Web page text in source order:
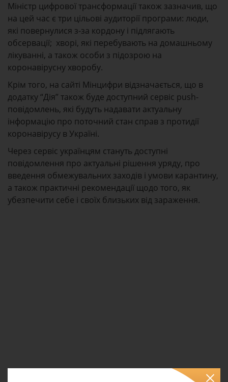
Міністр цифрової трансформації також зазначив, що
на цей час є три цільові аудиторії програми: люди,
які повернулися з-за кордону і підлягають
обсервації; хворі, які перебувають на домашньому
лікуванні, а також особи з підозрою на
коронавірусну хворобу.
Крім того, на сайті Мінцифри відзначається, що в
додатку “Дія” також буде доступний сервіс push-
повідомлень, які будуть надавати актуальну
інформацію про поточний стан справ з протидії
коронавірусу в Україні.
Через сервіс українцям стануть доступні
повідомлення про актуальні рішення уряду, про
введення обмежувальних заходів і умови карантину,
а також практичні рекомендації щодо того, як
убезпечити себе і своїх близьких від зараження.